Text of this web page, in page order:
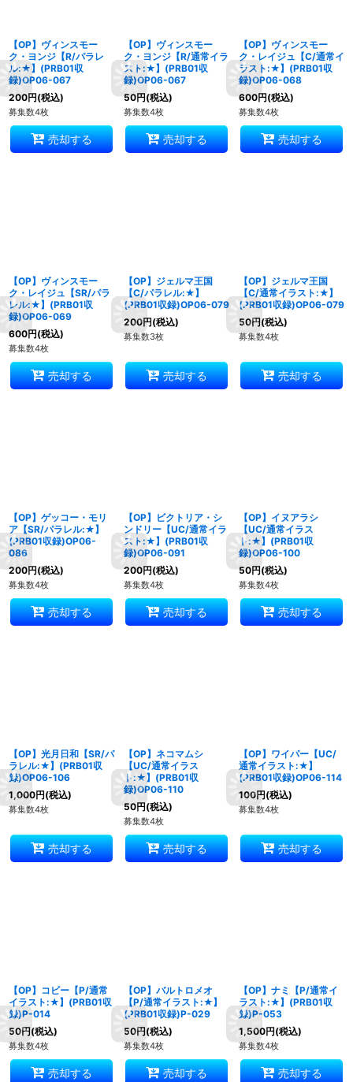
【OP】ヴィンスモー
ク・ヨンジ【R/パラレ
ル:★】(PRB01収
録)OP06-067
200円(税込)
募集数4枚
売却する
【OP】ヴィンスモー
ク・ヨンジ【R/通常イラ
スト:★】(PRB01収
録)OP06-067
50円(税込)
募集数4枚
売却する
【OP】ヴィンスモー
ク・レイジュ【C/通常イ
ラスト:★】(PRB01収
録)OP06-068
600円(税込)
募集数4枚
売却する
【OP】ヴィンスモー
ク・レイジュ【SR/パラ
レル:★】(PRB01収
録)OP06-069
600円(税込)
募集数4枚
売却する
【OP】ジェルマ王国
【C/パラレル:★】
(PRB01収録)OP06-079
200円(税込)
募集数3枚
売却する
【OP】ジェルマ王国
【C/通常イラスト:★】
(PRB01収録)OP06-079
50円(税込)
募集数4枚
売却する
【OP】ゲッコー・モリ
ア【SR/パラレル:★】
(PRB01収録)OP06-
086
200円(税込)
募集数4枚
売却する
【OP】ビクトリア・シ
ンドリー【UC/通常イラ
スト:★】(PRB01収
録)OP06-091
200円(税込)
募集数4枚
売却する
【OP】イヌアラシ
【UC/通常イラス
ト:★】(PRB01収
録)OP06-100
50円(税込)
募集数4枚
売却する
【OP】光月日和【SR/パ
ラレル:★】(PRB01収
録)OP06-106
1,000円(税込)
募集数4枚
売却する
【OP】ネコマムシ
【UC/通常イラス
ト:★】(PRB01収
録)OP06-110
50円(税込)
募集数4枚
売却する
【OP】ワイパー【UC/
通常イラスト:★】
(PRB01収録)OP06-114
100円(税込)
募集数4枚
売却する
【OP】コビー【P/通常
イラスト:★】(PRB01収
録)P-014
50円(税込)
募集数4枚
売却する
【OP】バルトロメオ
【P/通常イラスト:★】
(PRB01収録)P-029
50円(税込)
募集数4枚
売却する
【OP】ナミ【P/通常イ
ラスト:★】(PRB01収
録)P-053
1,500円(税込)
募集数4枚
売却する